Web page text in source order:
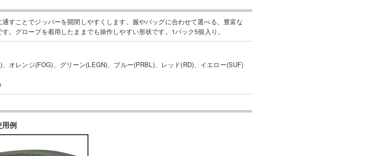
すことでジッパーを開閉しやすくします。服やバッグに合わせて選べる、豊富な
。グローブを着用したままでも操作しやすい形状です。1パック5個入り。
、オレンジ(FOG)、グリーン(LEGN)、ブルー(PRBL)、レッド(RD)、イエロー(SUF)
用例